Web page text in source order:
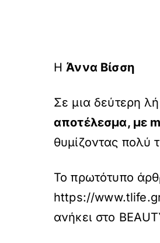
H Άννα Βίσση
Σε μια δεύτερη
αποτέλεσμα, με
θυμίζοντας πολύ
Το πρωτότυπο
https://
ανήκει στο